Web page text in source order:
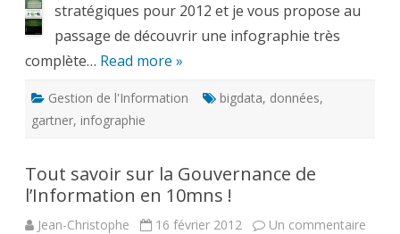
stratégiques pour 2012 et je vous propose au
passage de découvrir une infographie très
complète… Read more »
Gestion de l'Information bigdata, données,
gartner, infographie
Tout savoir sur la Gouvernance de
l’Information en 10mns !
Jean-Christophe 16 février 2012 Un commentaire